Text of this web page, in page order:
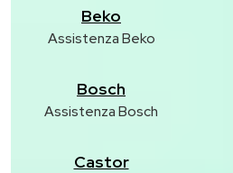
Beko
Assistenza Beko
Bosch
Assistenza Bosch
Castor